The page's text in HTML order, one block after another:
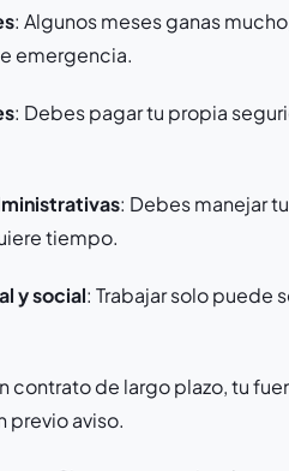
: Algunos meses ganas
emergencia.
: Debes pagar tu propia
: Debes manejar
tiempo.
y social: Trabajar solo puede
contrato de largo plazo, tu
previo aviso.